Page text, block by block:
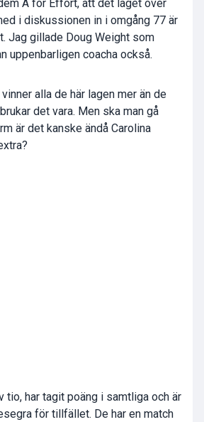
A for Effort, att det laget över
i diskussionen in i omgång 77 är
Jag gillade Doug Weight som
uppenbarligen coacha också.
alla de här lagen mer än de
det vara. Men ska man gå
är det kanske ändå Carolina
tio, har tagit poäng i samtliga och är
för tillfället. De har en match